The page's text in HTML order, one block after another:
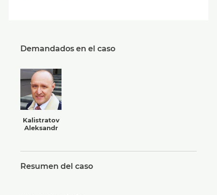
Demandados en el caso
Kalistratov
Aleksandr
Resumen del caso